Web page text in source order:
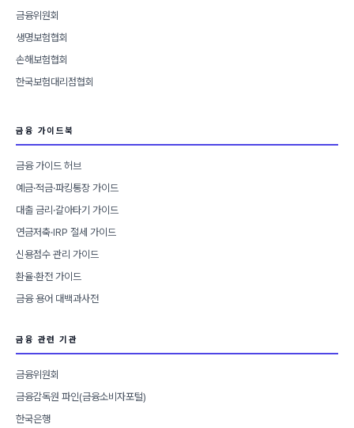
금융위원회
생명보험협회
손해보험협회
한국보험대리점협회
금융 가이드북
금융 가이드 허브
예금·적금·파킹통장 가이드
대출 금리·갈아타기 가이드
연금저축·IRP 절세 가이드
신용점수 관리 가이드
환율·환전 가이드
금융 용어 대백과사전
금융 관련 기관
금융위원회
금융감독원 파인(금융소비자포털)
한국은행